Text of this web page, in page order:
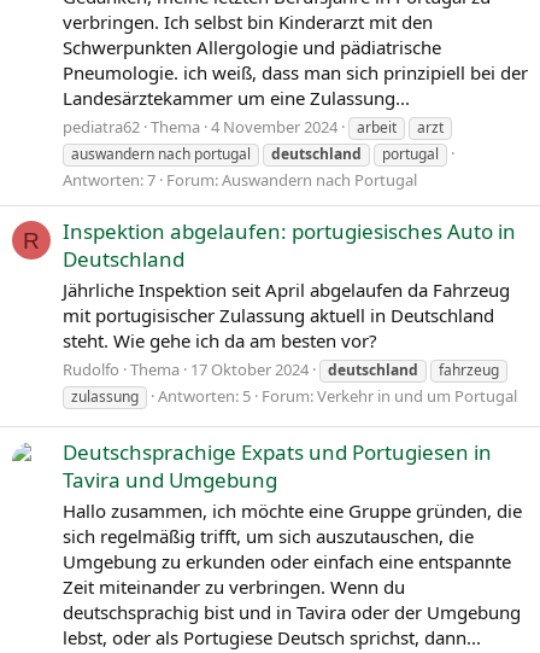
verbringen. Ich selbst bin Kinderarzt mit den
Schwerpunkten Allergologie und pädiatrische
Pneumologie. ich weiß, dass man sich prinzipiell bei der
Landesärztekammer um eine Zulassung...
pediatra62 Thema 4 November 2024 arbeit
arzt
auswandern nach portugal
deutschland portugal
Antworten: 7 Forum:Auswandern nach Portugal
R
Inspektion abgelaufen: portugiesisches Auto in
Deutschland
Jährliche Inspektion seit April abgelaufen da Fahrzeug
mit portugisischer Zulassung aktuell in Deutschland
steht. Wie gehe ich da am besten vor?
Rudolfo Thema 17 Oktober 2024 deutschland
fahrzeug
zulassung
Antworten: 5 Forum:Verkehr in und um Portugal
Deutschsprachige Expats und Portugiesen in
Tavira und Umgebung
Hallo zusammen, ich möchte eine Gruppe gründen, die
sich regelmäßig trifft, um sich auszutauschen, die
Umgebung zu erkunden oder einfach eine entspannte
Zeit miteinander zu verbringen. Wenn du
deutschsprachig bist und in Tavira oder der Umgebung
lebst, oder als Portugiese Deutsch sprichst, dann...